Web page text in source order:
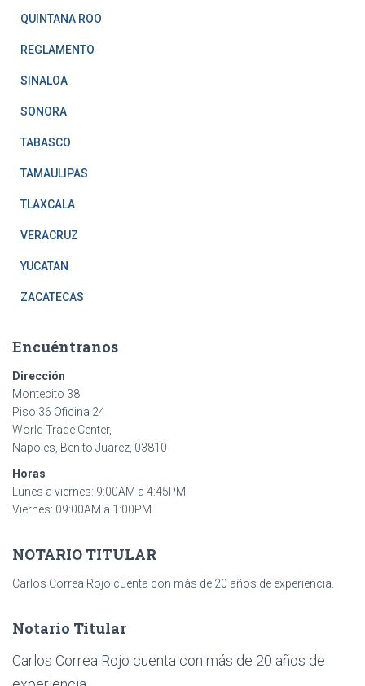
QUINTANA ROO
REGLAMENTO
SINALOA
SONORA
TABASCO
TAMAULIPAS
TLAXCALA
VERACRUZ
YUCATAN
ZACATECAS
Encuéntranos
Dirección
Montecito 38
Piso 36 Oficina 24
World Trade Center,
Nápoles, Benito Juarez, 03810
Horas
Lunes a viernes: 9:00AM a 4:45PM
Viernes: 09:00AM a 1:00PM
NOTARIO TITULAR
Carlos Correa Rojo cuenta con más de 20 años de experiencia.
Notario Titular
Carlos Correa Rojo cuenta con más de 20 años de